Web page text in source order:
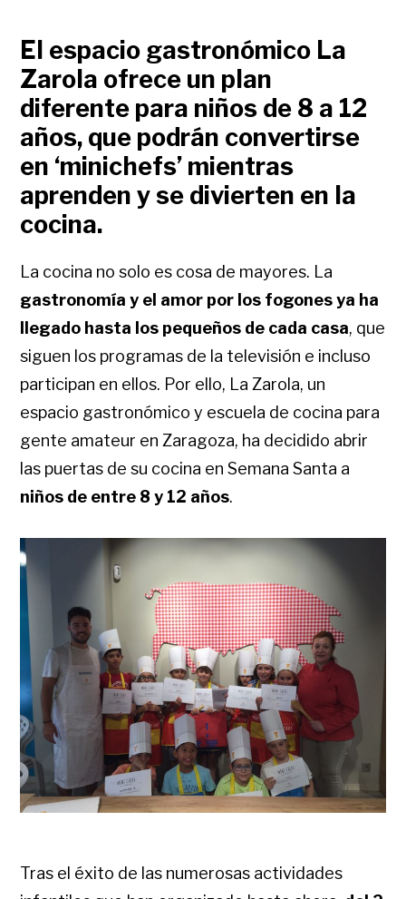
El espacio gastronómico La
Zarola ofrece un plan
diferente para niños de 8 a 12
años, que podrán convertirse
en ‘minichefs’ mientras
aprenden y se divierten en la
cocina.
La cocina no solo es cosa de mayores. La
gastronomía y el amor por los fogones ya ha
llegado hasta los pequeños de cada casa, que
siguen los programas de la televisión e incluso
participan en ellos. Por ello, La Zarola, un
espacio gastronómico y escuela de cocina para
gente amateur en Zaragoza, ha decidido abrir
las puertas de su cocina en Semana Santa a
niños de entre 8 y 12 años.
Tras el éxito de las numerosas actividades